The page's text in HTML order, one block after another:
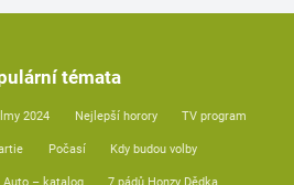
témata
2024 Nejlepší horory TV program
Počasí Kdy budou volby